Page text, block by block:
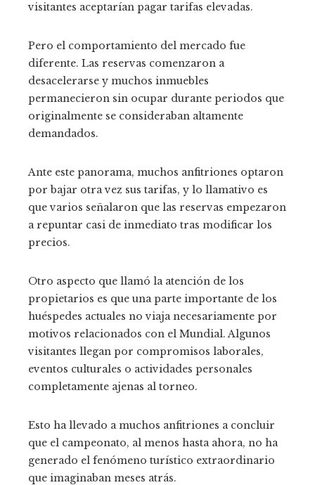
visitantes aceptarían pagar tarifas elevadas.
Pero el comportamiento del mercado fue
diferente. Las reservas comenzaron a
desacelerarse y muchos inmuebles
permanecieron sin ocupar durante periodos que
originalmente se consideraban altamente
demandados.
Ante este panorama, muchos anfitriones optaron
por bajar otra vez sus tarifas, y lo llamativo es
que varios señalaron que las reservas empezaron
a repuntar casi de inmediato tras modificar los
precios.
Otro aspecto que llamó la atención de los
propietarios es que una parte importante de los
huéspedes actuales no viaja necesariamente por
motivos relacionados con el Mundial. Algunos
visitantes llegan por compromisos laborales,
eventos culturales o actividades personales
completamente ajenas al torneo.
Esto ha llevado a muchos anfitriones a concluir
que el campeonato, al menos hasta ahora, no ha
generado el fenómeno turístico extraordinario
que imaginaban meses atrás.